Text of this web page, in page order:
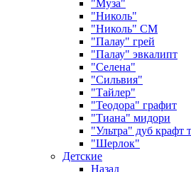
"Муза"
"Николь"
"Николь" СМ
"Палау" грей
"Палау" эвкалипт
"Селена"
"Сильвия"
"Тайлер"
"Теодора" графит
"Тиана" мидори
"Ультра" дуб крафт
"Шерлок"
Детские
Назад